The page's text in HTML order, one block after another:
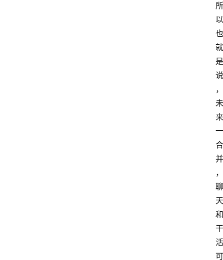
所
以
也
就
是
说
，
未
来
一
合
并
，
聊
天
和
干
活
可